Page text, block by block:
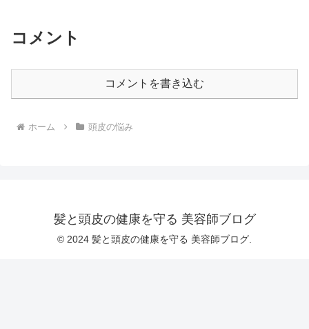
コメント
コメントを書き込む
ホーム 頭皮の悩み
髪と頭皮の健康を守る 美容師ブログ
© 2024 髪と頭皮の健康を守る 美容師ブログ.